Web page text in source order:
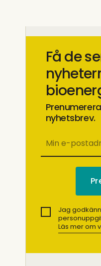
Få de
nyhetsbrev.
Jag
Läs mer om